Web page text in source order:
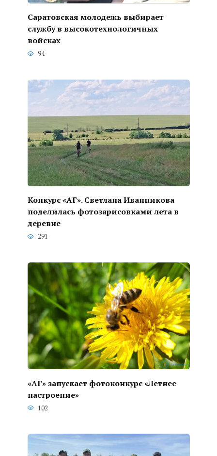
Саратовская молодежь выбирает
службу в высокотехнологичных
войсках
94
Конкурс «АГ». Светлана Иванникова
поделилась фотозарисовками лета в
деревне
291
«АГ» запускает фотоконкурс «Летнее
настроение»
102